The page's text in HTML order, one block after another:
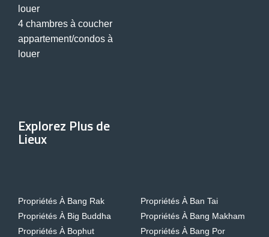
louer
4 chambres à coucher
appartement/condos à
louer
Explorez Plus de
Lieux
Propriétés À Bang Rak
Propriétés À Big Buddha
Propriétés À Bophut
Propriétés À Ban Tai
Propriétés À Bang Makham
Propriétés À Bang Por